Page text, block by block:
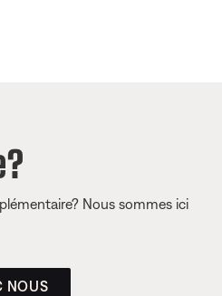
Nous sommes ici
NOUS